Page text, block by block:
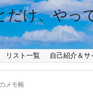
だけ、やっ
リスト一覧 自己紹介＆サ
メモ帳